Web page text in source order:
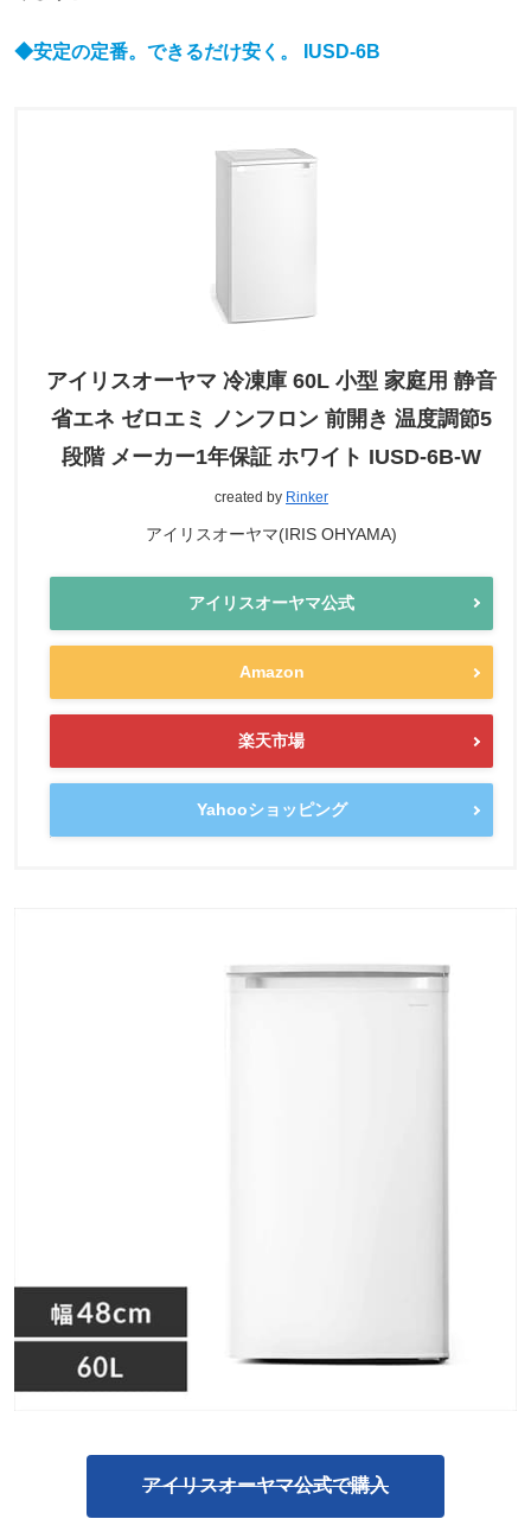
◆安定の定番。できるだけ安く 。 IUSD-6B
アイリスオーヤマ 冷凍庫 60L 小型 家庭用 静音
省エネ ゼロエミ ノンフロン 前開き 温度調節5
段階 メーカー1年保証 ホワイト IUSD-6B-W
created by Rinker
アイリスオーヤマ(IRIS OHYAMA)
アイリスオーヤマ公式
Amazon
楽天市場
Yahooショッピング
アイリスオーヤマ公式で購入